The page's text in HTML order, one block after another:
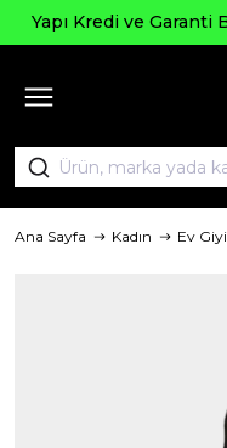
Yapı Kredi ve Garanti
Ana Sayfa Kadın Ev